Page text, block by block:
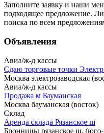
Заполните заявку и наши
подходящее предложение.
поиска по всем
Объявления
Авиа/ж-д кассы
Сдаю торговые точки
Москва электрозаводская
Авиа/ж-д кассы
Продажа м Бауманская
Москва бауманская (восток)
Склад
Аренда склада Рязанское ш
Бронницы рязанское ш.